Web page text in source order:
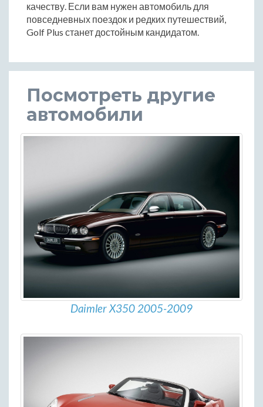
качеству. Если вам нужен автомобиль для
повседневных поездок и редких путешествий,
Golf Plus станет достойным кандидатом.
Посмотреть другие
автомобили
Daimler X350 2005-2009